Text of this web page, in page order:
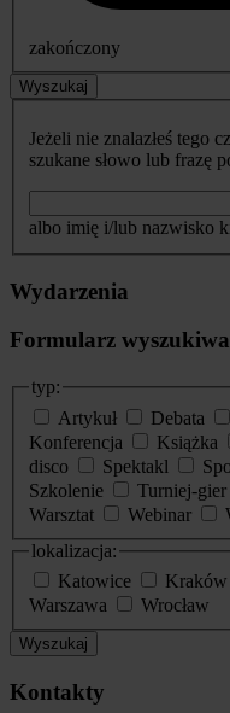
zakończony
Wyszukaj
Jeżeli nie znalazłeś tego
szukane słowo lub frazę
albo imię i/lub nazwisko
Wydarzenia
Formularz
typ:
Artykuł
Debata
Konferencja
Książka
disco
Spektakl
Szkolenie
Turniej-gier
Warsztat
Webinar
lokalizacja:
Katowice
Kraków
Warszawa
Wrocław
Wyszukaj
Kontakty